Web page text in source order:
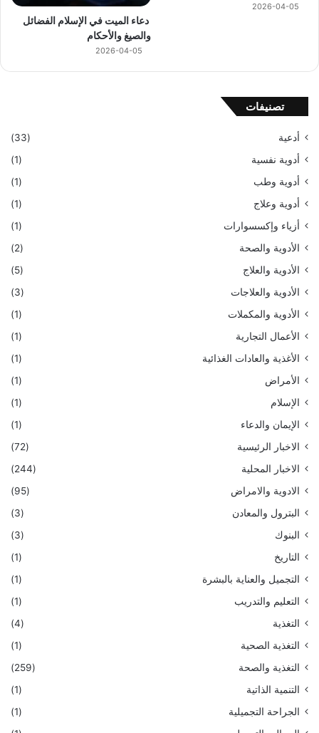
2026-04-05
دعاء الميت في الإسلام الفضائل
والصيغ والأحكام
2026-04-05
تصنيفات
أدعية
(33)
أدوية نفسية
(1)
أدوية وطب
(1)
أدوية وعلاج
(1)
أزياء وإكسسوارات
(1)
الأدوية والصحة
(2)
الأدوية والعلاج
(5)
الأدوية والعلاجات
(3)
الأدوية والمكملات
(1)
الأعمال التجارية
(1)
الأغذية والعادات الغذائية
(1)
الأمراض
(1)
الإسلام
(1)
الإيمان والدعاء
(1)
الاخبار الرئيسية
(72)
الاخبار المحلية
(244)
الادوية والامراض
(95)
البترول والمعادن
(3)
البنوك
(3)
التاريخ
(1)
التجميل والعناية بالبشرة
(1)
التعليم والتدريب
(1)
التغذية
(4)
التغذية الصحية
(1)
التغذية والصحة
(259)
التنمية الذاتية
(1)
الجراحة التجميلية
(1)